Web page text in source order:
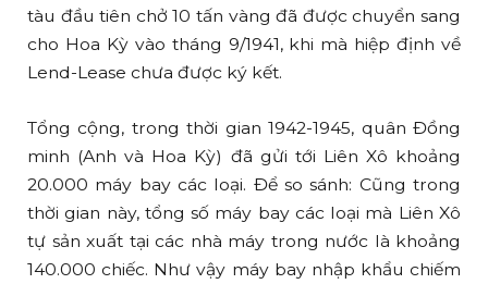
tàu đầu tiên chở 10 tấn vàng đã được chuyển sang
cho Hoa Kỳ vào tháng 9/1941, khi mà hiệp định về
Lend-Lease chưa được ký kết.
Tổng cộng, trong thời gian 1942-1945, quân Đồng
minh (Anh và Hoa Kỳ) đã gửi tới Liên Xô khoảng
20.000 máy bay các loại. Để so sánh: Cũng trong
thời gian này, tổng số máy bay các loại mà Liên Xô
tự sản xuất tại các nhà máy trong nước là khoảng
140.000 chiếc. Như vậy máy bay nhập khẩu chiếm